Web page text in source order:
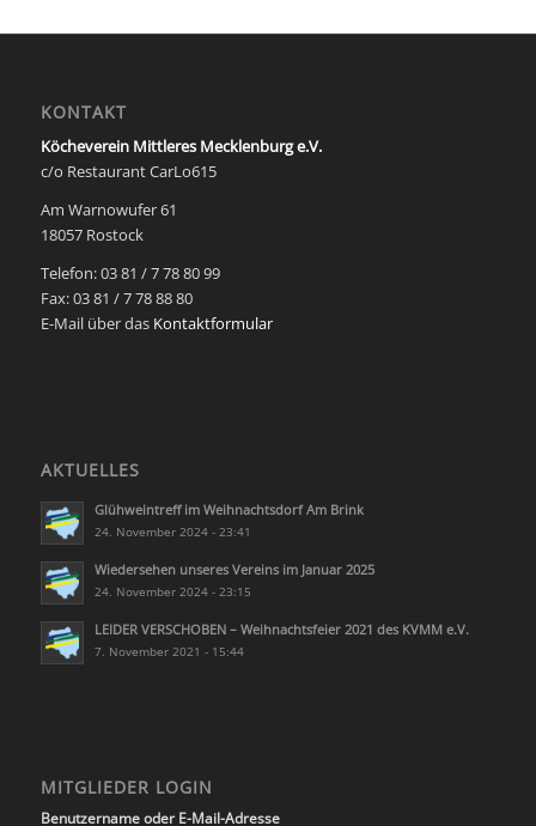
KONTAKT
Köcheverein Mittleres Mecklenburg e.V.
c/o Restaurant CarLo615
Am Warnowufer 61
18057 Rostock
Telefon: 03 81 / 7 78 80 99
Fax: 03 81 / 7 78 88 80
E-Mail über das Kontaktformular
AKTUELLES
Glühweintreff im Weihnachtsdorf Am Brink
24. November 2024 - 23:41
Wiedersehen unseres Vereins im Januar 2025
24. November 2024 - 23:15
LEIDER VERSCHOBEN – Weihnachtsfeier 2021 des KVMM e.V.
7. November 2021 - 15:44
MITGLIEDER LOGIN
Benutzername oder E-Mail-Adresse